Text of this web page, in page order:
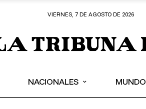
VIERNES, 7 DE AGOSTO DE 2026
NACIONALES ⌄ MUNDO